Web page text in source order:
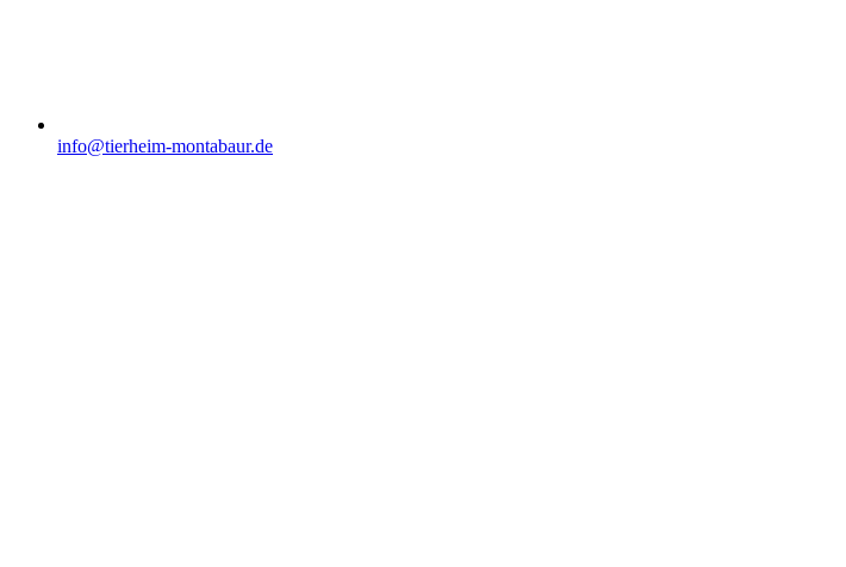
info@tierheim-montabaur.de